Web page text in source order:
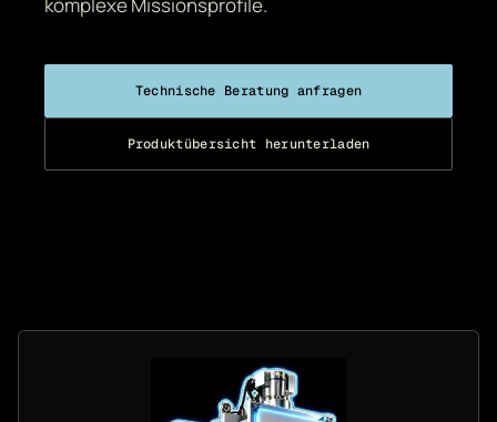
Technische Beratung anfragen
Produktübersicht herunterladen